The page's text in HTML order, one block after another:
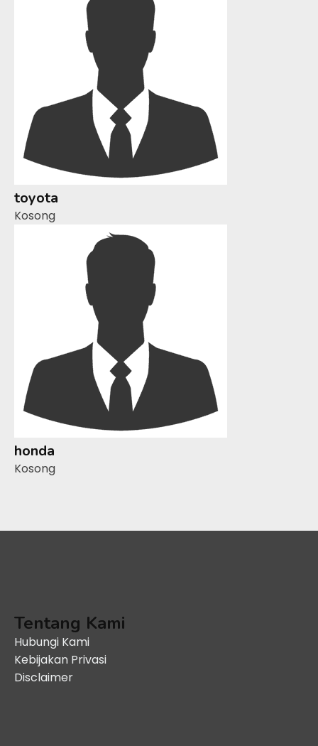
toyota
Kosong
honda
Kosong
Tentang Kami
Hubungi Kami
Kebijakan Privasi
Disclaimer